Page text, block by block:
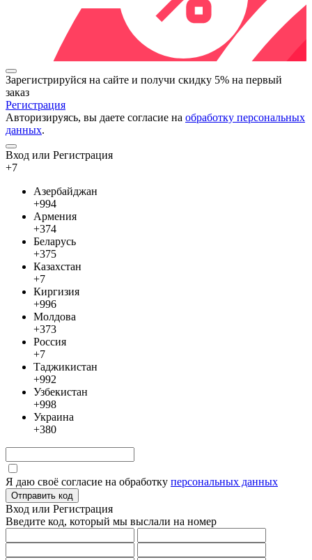
Зарегистрируйся на сайте и получи скидку 5% на первый
заказ
Регистрация
Авторизируясь, вы даете согласие на обработку персональных
данных.
Вход или Регистрация
+7
Азербайджан
+994
Армения
+374
Беларусь
+375
Казахстан
+7
Киргизия
+996
Молдова
+373
Россия
+7
Таджикистан
+992
Узбекистан
+998
Украина
+380
Я даю своё согласие на обработку персональных данных
Отправить код
Вход или Регистрация
Введите код, который мы выслали на номер